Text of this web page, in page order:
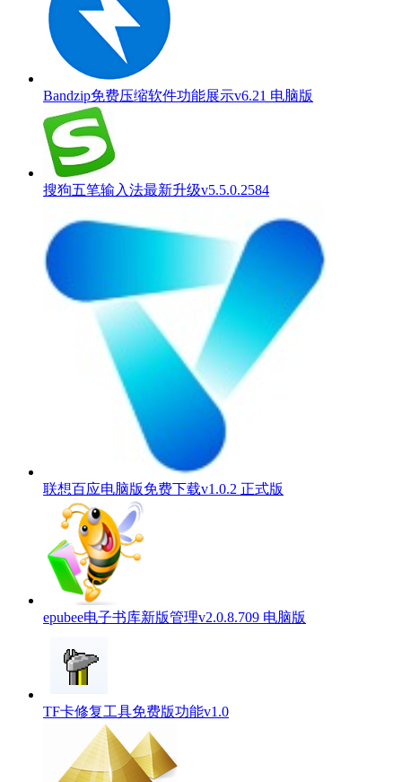
Bandzip免费压缩软件功能展示v6.21 电脑版
搜狗五笔输入法最新升级v5.5.0.2584
联想百应电脑版免费下载v1.0.2 正式版
epubee电子书库新版管理v2.0.8.709 电脑版
TF卡修复工具免费版功能v1.0